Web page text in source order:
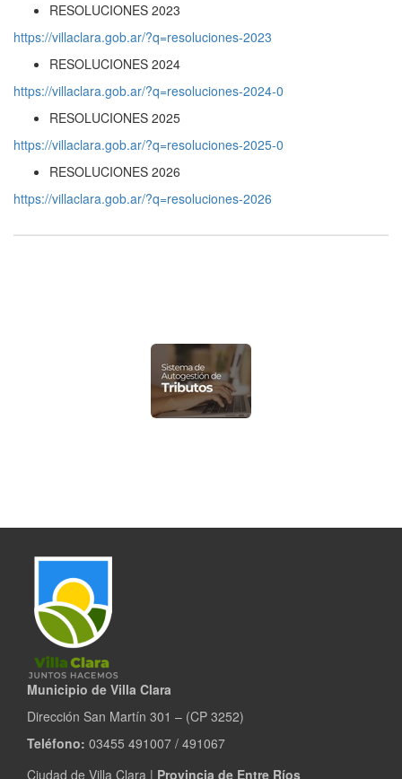
RESOLUCIONES 2023
https://villaclara.gob.ar/?q=resoluciones-2023
RESOLUCIONES 2024
https://villaclara.gob.ar/?q=resoluciones-2024-0
RESOLUCIONES 2025
https://villaclara.gob.ar/?q=resoluciones-2025-0
RESOLUCIONES 2026
https://villaclara.gob.ar/?q=resoluciones-2026
Municipio de Villa Clara
Dirección San Martín 301 – (CP 3252)
Teléfono: 03455 491007 / 491067
Ciudad de Villa Clara | Provincia de Entre Ríos